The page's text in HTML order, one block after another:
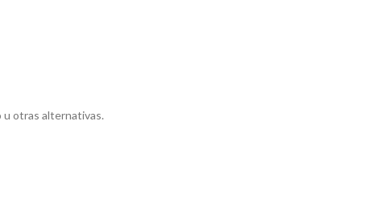
u otras alternativas.